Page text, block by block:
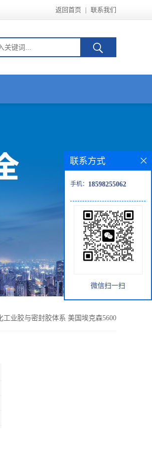
返回首页 | 联系我们
业胶与密封胶体系 美国埃克森5600
联系方式
手机： 18598255062
微信扫一扫